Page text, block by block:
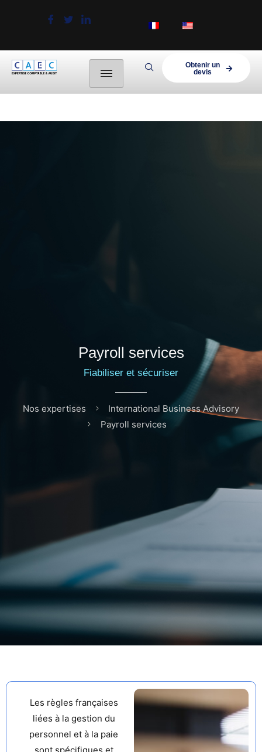
Obtenir un
devis
Payroll services
Fiabiliser et sécuriser
Nos expertises
International Business Advisory
Payroll services
Les règles françaises
liées à la gestion du
personnel et à la paie